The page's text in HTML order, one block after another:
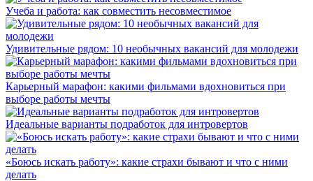
Учеба и работа: как совместить несовместимое
Удивительные рядом: 10 необычных вакансий для молодежи
Карьерный марафон: какими фильмами вдохновиться при
выборе работы мечты
Идеальные варианты подработок для интровертов
«Боюсь искать работу»: какие страхи бывают и что с ними
делать